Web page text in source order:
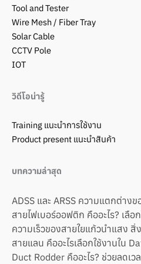
Tool and Tester
Wire Mesh / Fiber Tray
Solar Cable
CCTV Pole
IOT
วิดีโอน่ารู้
Training แนะนำการใช้งาน
Product present แนะนำสินค้า
บทความล่าสุด
ADSS และ ARSS ความแตกต่าง
สายไฟเบอร์ออฟติก คืออะไร? เลือ
ความเร็วของสายใยแก้วนำแสง
สายแลน คืออะไรเลือกใช้งานใน
Duct Rodder คืออะไร? ช่วยลดเ